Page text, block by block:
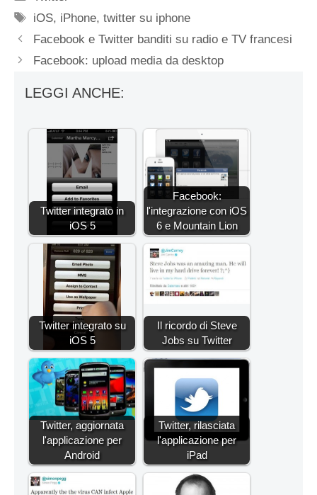
Tag
iOS, iPhone,twitter su iphone
Facebook e Twitter banditi su radio e TV francesi
Facebook: upload media da desktop
LEGGI ANCHE:
Twitter integrato in
iOS 5
Facebook:
l'integrazione con iOS
6 e Mountain Lion
Twitter integrato su
iOS 5
Il ricordo di Steve
Jobs su Twitter
Twitter, aggiornata
l'applicazione per
Android
Twitter, rilasciata
l'applicazione per
iPad